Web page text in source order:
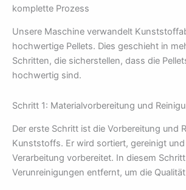
komplette Prozess
Unsere Maschine verwandelt
hochwertige Pellets. Dies geschieht in
Schritten, die sicherstellen, dass die
hochwertig sind.
Schritt 1: Materialvorbereitung und
Der erste Schritt ist die Vorbereitung und
Kunststoffs. Er wird sortiert, gereinigt
Verarbeitung vorbereitet. In diesem
Verunreinigungen entfernt, um die